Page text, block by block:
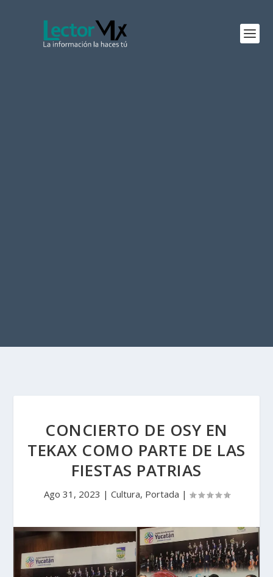
CONCIERTO DE OSY EN
TEKAX COMO PARTE DE LAS
FIESTAS PATRIAS
Ago 31, 2023 | Cultura, Portada |